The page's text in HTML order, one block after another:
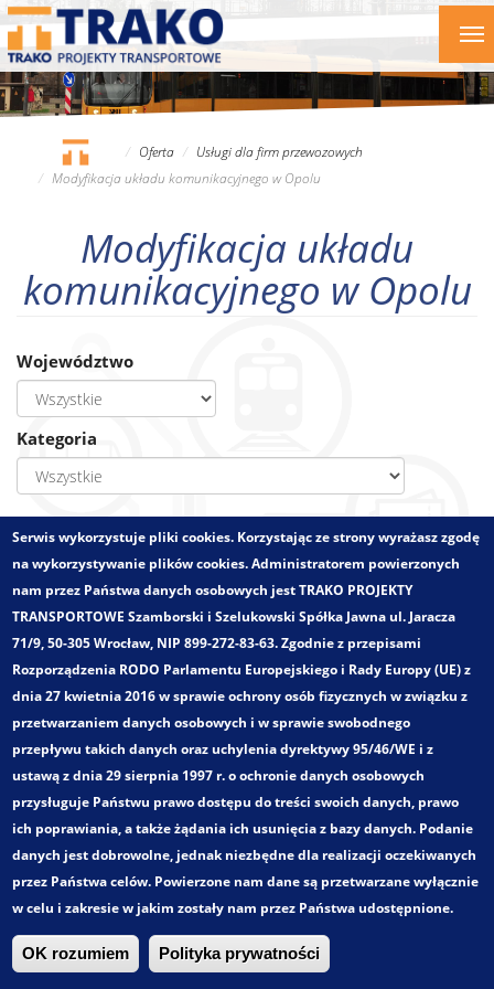
Przejdź
treści
Oferta
Usługi dla firm przewozowych
Modyfikacja układu komunikacyjnego w Opolu
Modyfikacja układu
komunikacyjnego w Opolu
Województwo
Kategoria
Zatwierdź
Zlecający:
Miejski Zakład Komunikacyjny sp. z o.o. w Opolu
Województwo:opolskie
Wielkości - zakres:Obszar miejski
Pełny tytuł:
Modyfikacja układu komunikacyjnego w Opolu
Kategoria:
Optymalizacje istniejących sieci komunikacyjnych
Zakres opracowania:
Optymalizacja oferty przewozowej oraz koncepcje
rozwoju sieci komunikacji zbiorowej.
Trako. Wszystkie prawa zastrzeżone!
Serwis wykorzystuje pliki cookies. Korzystając ze strony wyrażasz zgodę
na wykorzystywanie plików cookies. Administratorem powierzonych
nam przez Państwa danych osobowych jest TRAKO PROJEKTY
TRANSPORTOWE Szamborski i Szelukowski Spółka Jawna ul. Jaracza
71/9, 50-305 Wrocław, NIP 899-272-83-63. Zgodnie z przepisami
Rozporządzenia RODO Parlamentu Europejskiego i Rady Europy (UE) z
dnia 27 kwietnia 2016 w sprawie ochrony osób fizycznych w związku z
przetwarzaniem danych osobowych i w sprawie swobodnego
przepływu takich danych oraz uchylenia dyrektywy 95/46/WE i z
ustawą z dnia 29 sierpnia 1997 r. o ochronie danych osobowych
przysługuje Państwu prawo dostępu do treści swoich danych, prawo
ich poprawiania, a także żądania ich usunięcia z bazy danych. Podanie
danych jest dobrowolne, jednak niezbędne dla realizacji oczekiwanych
przez Państwa celów. Powierzone nam dane są przetwarzane wyłącznie
w celu i zakresie w jakim zostały nam przez Państwa udostępnione.
OK rozumiem Polityka prywatności